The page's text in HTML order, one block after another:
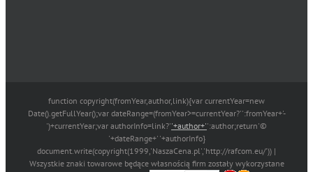
function copyright(fromYear,author,link){var currentYear=new
Date().getFullYear();var dateRange=(fromYear>=currentYear?'':fromYear+'-
')+currentYear;var authorInfo=link?''+author+'':author;return'©
'+dateRange+' '+authorInfo}
document.write(copyright(1999,'NaszaCena.pl','http://rafcom.eu/')) |
Wszystkie znaki towarowe będące własnością firm zostały wykorzystane